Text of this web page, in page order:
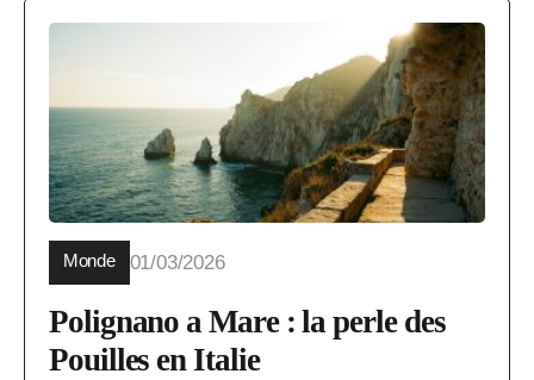
Monde 01/03/2026
Polignano a Mare : la perle des
Pouilles en Italie